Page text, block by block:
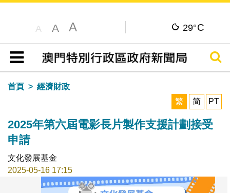
A A A 29°C
目錄
搜尋
首頁
經濟財政
繁
简 PT
2025年第六屆電影長片製作支援計劃接受
申請
文化發展基金
2025-05-16 17:15